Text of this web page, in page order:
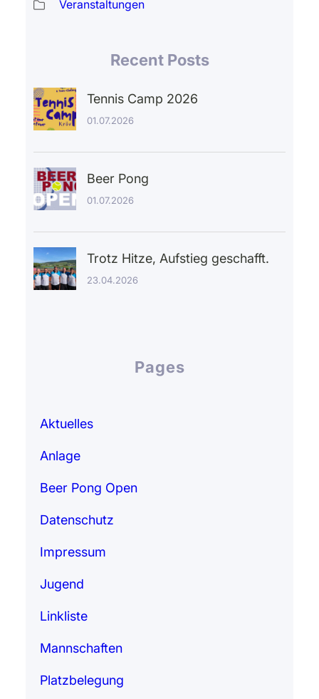
Veranstaltungen
Recent Posts
Tennis Camp 2026
01.07.2026
Beer Pong
01.07.2026
Trotz Hitze, Aufstieg geschafft.
23.04.2026
Pages
Aktuelles
Anlage
Beer Pong Open
Datenschutz
Impressum
Jugend
Linkliste
Mannschaften
Platzbelegung